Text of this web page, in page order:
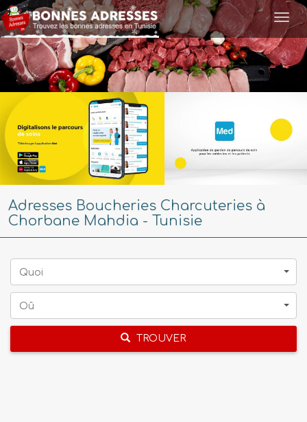
Adresses Boucheries Charcuteries à
Chorbane Mahdia - Tunisie
Quoi
Oû
TROUVER